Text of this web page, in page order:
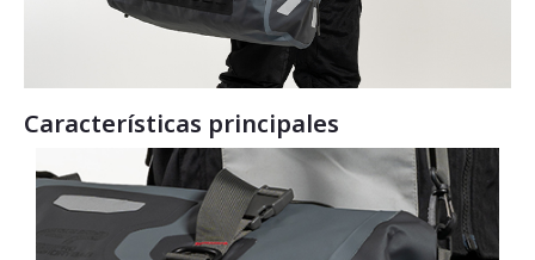
Características principales